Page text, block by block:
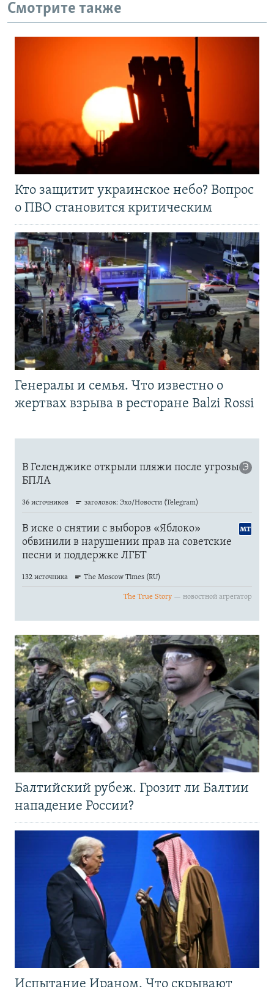
Смотрите также
Кто защитит украинское небо? Вопрос
о ПВО становится критическим
Генералы и семья. Что известно о
жертвах взрыва в ресторане Balzi Rossi
Балтийский рубеж. Грозит ли Балтии
нападение России?
Испытание Ираном. Что скрывают